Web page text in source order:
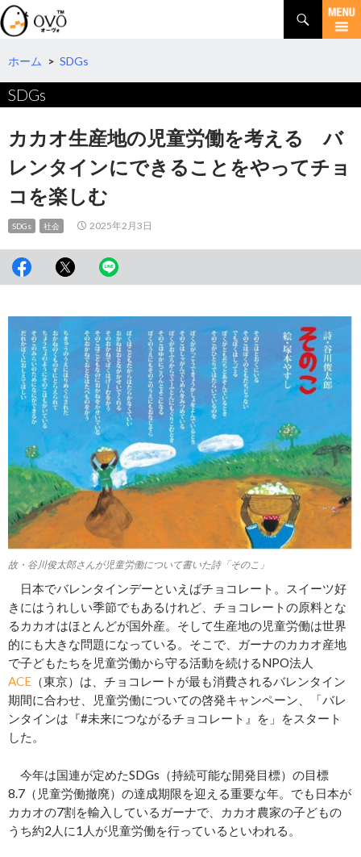
検
索
コ
テ
ツ
へ
動
ホーム > SDGs
SDGs
カカオ生産地の児童労働を考える バ
レンタインにできることをやってチョ
コを楽しむ
SDGs 社会 2025年2月3日
故・谷川俊太郎さんが児童労働について書いた詩「そのこ」
日本でバレンタインデーといえばチョコレート。スイーツ好
きにはうれしい季節でもあるけれど、チョコレートの原料とな
るカカオはほとんどが国外産。そして生産地の児童労働は世界
的にも大きな問題になっている。そこで、ガーナのカカオ産地
で子どもたちを児童労働から守る活動を続けるNPO法人
ACE （東京）は、チョコレートが最も消費されるバレンタイン
期間に合わせ、児童労働についての啓発キャンペーン、「バレ
ンタインは『#未来につながるチョコレート』を」をスタート
した。
今年は国連が定めたSDGs（持続可能な開発目標）の目標
8.7（児童労働撤廃）の達成期限を迎える重要な年。でも日本が
カカオの7割を輸入しているガーナで、カカオ農家の子どもの
うち約2人に1人が児童労働を行っているといわれる。